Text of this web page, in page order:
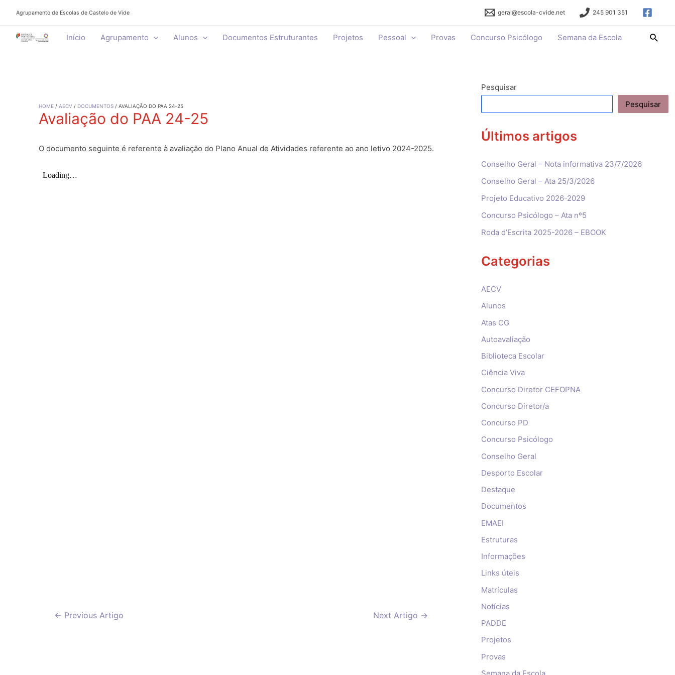
Agrupamento de Escolas de Castelo de Vide geral@escola-cvide.net 245 901 351
Início Agrupamento Alunos Documentos Estruturantes Projetos Pessoal Provas Concurso Psicólogo Semana da Escola
HOME AECV DOCUMENTOS AVALIAÇÃO DO PAA 24-25
Avaliação do PAA 24-25
O documento seguinte é referente à avaliação do Plano Anual de Atividades referente ao ano letivo 2024-2025.
Navegação
← Previous Artigo Next Artigo →
Pesquisar
Pesquisar
Últimos artigos
Conselho Geral – Nota informativa 23/7/2026
Conselho Geral – Ata 25/3/2026
Projeto Educativo 2026-2029
Concurso Psicólogo – Ata nº5
Roda d’Escrita 2025-2026 – EBOOK
Categorias
AECV
Alunos
Atas CG
Autoavaliação
Biblioteca Escolar
Ciência Viva
Concurso Diretor CEFOPNA
Concurso Diretor/a
Concurso PD
Concurso Psicólogo
Conselho Geral
Desporto Escolar
Destaque
Documentos
EMAEI
Estruturas
Informações
Links úteis
Matrículas
Notícias
PADDE
Projetos
Provas